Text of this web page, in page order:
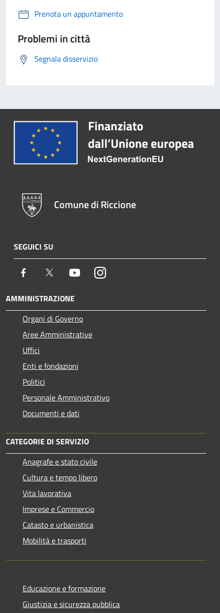
Prenota un appuntamento
Problemi in città
Segnala disservizio
Comune di Riccione
SEGUICI SU
Facebook Twitter YoutubeInstagram
AMMINISTRAZIONE
Organi di Governo
Aree Amministrative
Uffici
Enti e fondazioni
Politici
Personale Amministrativo
Documenti e dati
CATEGORIE DI SERVIZIO
Anagrafe e stato civile
Cultura e tempo libero
Vita lavorativa
Imprese e Commercio
Catasto e urbanistica
Mobilità e trasporti
Educazione e formazione
Giustizia e sicurezza pubblica